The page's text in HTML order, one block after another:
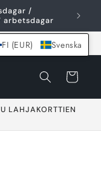
/
arbetsdagar
2021
Varukorg
LAHJAKORTTIEN
FI (EUR) Svenska